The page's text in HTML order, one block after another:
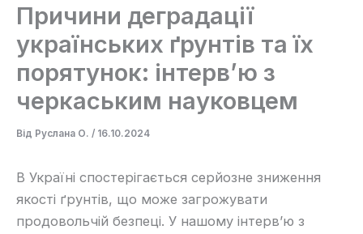
Причини деградації
українських ґрунтів та їх
порятунок: інтерв’ю з
черкаським науковцем
Від Руслана О. / 16.10.2024
В Україні спостерігається серйозне зниження
якості ґрунтів, що може загрожувати
продовольчій безпеці. У нашому інтерв’ю з